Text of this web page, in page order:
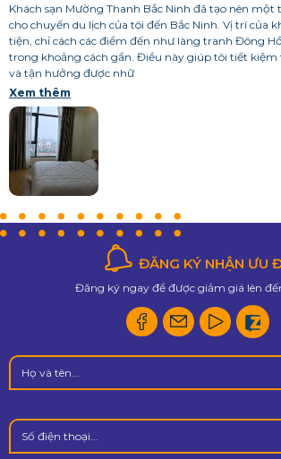
Khách sạn Mường Thanh Bắc Ninh đã tạo nên
cho chuyến du lịch của tôi đến Bắc Ninh. Vị trí của
tiện, chỉ cách các điểm đến như làng tranh Đông
trong khoảng cách gần. Điều này giúp tôi tiết kiệm
và tận hưởng được nhữ
Xem thêm
ĐĂNG KÝ NHẬN ƯU
Đăng ký ngay để được giảm giá lên